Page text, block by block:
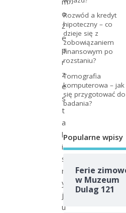
o
ż
e
p
r
z
e
s
t
a
l
i
ś
m
y
j
u
Rozwód a kredyt
hipoteczny – co
dzieje się z
zobowiązaniem
finansowym po
rozstaniu?
Tomografia
komputerowa – jak
się przygotować do
badania?
Popularne wpisy
Ferie
w Muzeum
Dulag 121